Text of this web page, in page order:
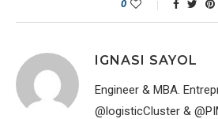
0
IGNASI SAYOL
Engineer & MBA.
@logisticCluster &